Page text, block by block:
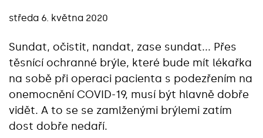
středa 6. května 2020
Sundat, očistit, nandat, zase sundat... Přes
těsnící ochranné brýle, které bude mít lékařka
na sobě při operaci pacienta s podezřením na
onemocnění COVID-19, musí být hlavně dobře
vidět. A to se se zamlženými brýlemi zatím
dost dobře nedaří.